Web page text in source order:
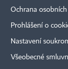
Ochrana
Prohlášení o
Nastavení
Všeobecné